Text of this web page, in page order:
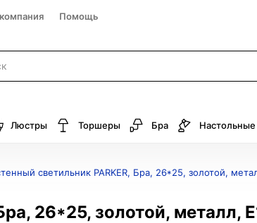
Помощь
Люстры Торшеры Бра
светильник PARKER, Бра, 26*25, золотой,
26*25, золотой, металл,